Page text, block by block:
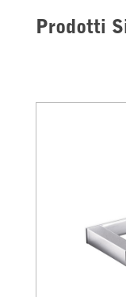
Prodotti